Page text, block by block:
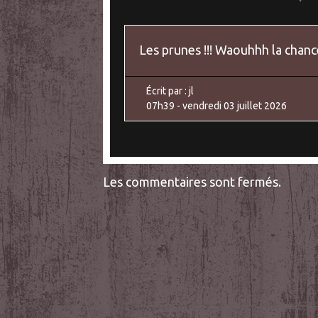
Les prunes !!! Waouhhh la
Écrit par : jl
07h39 - vendredi 03 juillet 2026
Les commentaires sont fermés.